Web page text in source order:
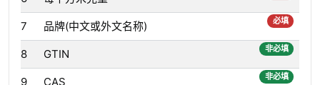
7 品牌(中文或外文名称) 必填
8 GTIN 非必填
9 CAS 非必填